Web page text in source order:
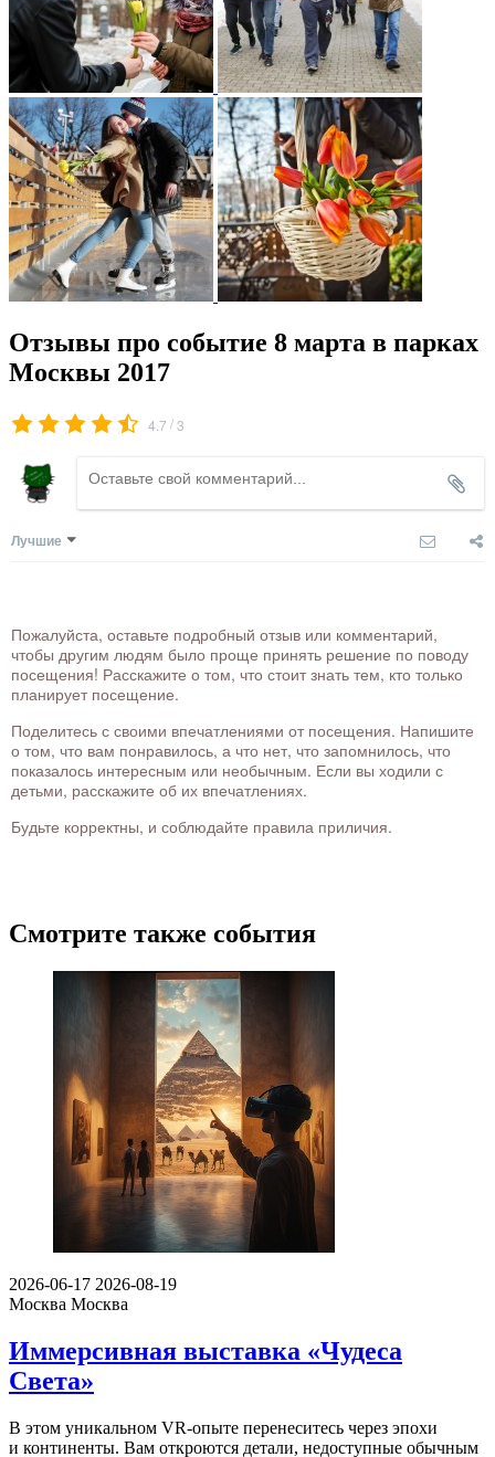
Отзывы про событие 8 марта в парках
Москвы 2017
4.7 /3
Лучшие
Пожалуйста, оставьте подробный отзыв или комментарий,
чтобы другим людям было проще принять решение по поводу
посещения! Расскажите о том, что стоит знать тем, кто только
планирует посещение.
Поделитесь с своими впечатлениями от посещения. Напишите
о том, что вам понравилось, а что нет, что запомнилось, что
показалось интересным или необычным. Если вы ходили с
детьми, расскажите об их впечатлениях.
Будьте корректны, и соблюдайте правила приличия.
Смотрите также события
2026-06-17 2026-08-19
Москва Москва
Иммерсивная выставка «Чудеса
Света»
В этом уникальном VR-опыте перенеситесь через эпохи
и континенты. Вам откроются детали, недоступные обычным